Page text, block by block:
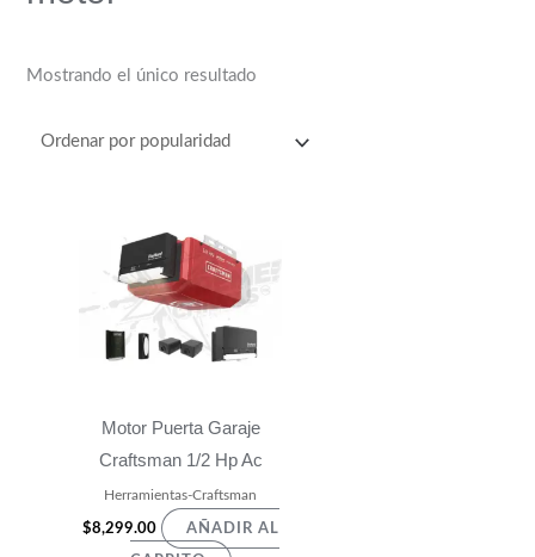
Mostrando el único resultado
Motor Puerta Garaje
Craftsman 1/2 Hp Ac
Herramientas-Craftsman
$8,299.00 AÑADIR AL